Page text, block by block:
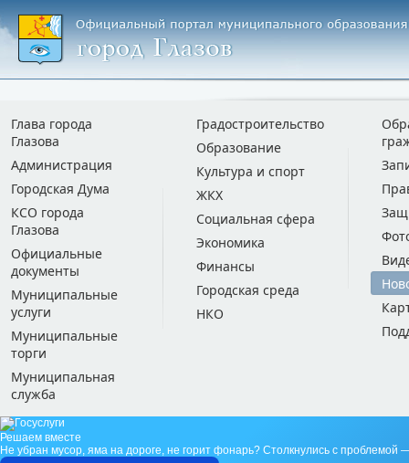
Глава города
Глазова
Администрация
Городская Дума
КСО города
Глазова
Официальные
документы
Муниципальные
услуги
Муниципальные
торги
Муниципальная
служба
Градостроительство
Образование
Культура и спорт
ЖКХ
Социальная сфера
Экономика
Финансы
Городская среда
НКО
Решаем вместе
Не убран мусор, яма на дороге, не горит фонарь? Столкнулись с проблемой